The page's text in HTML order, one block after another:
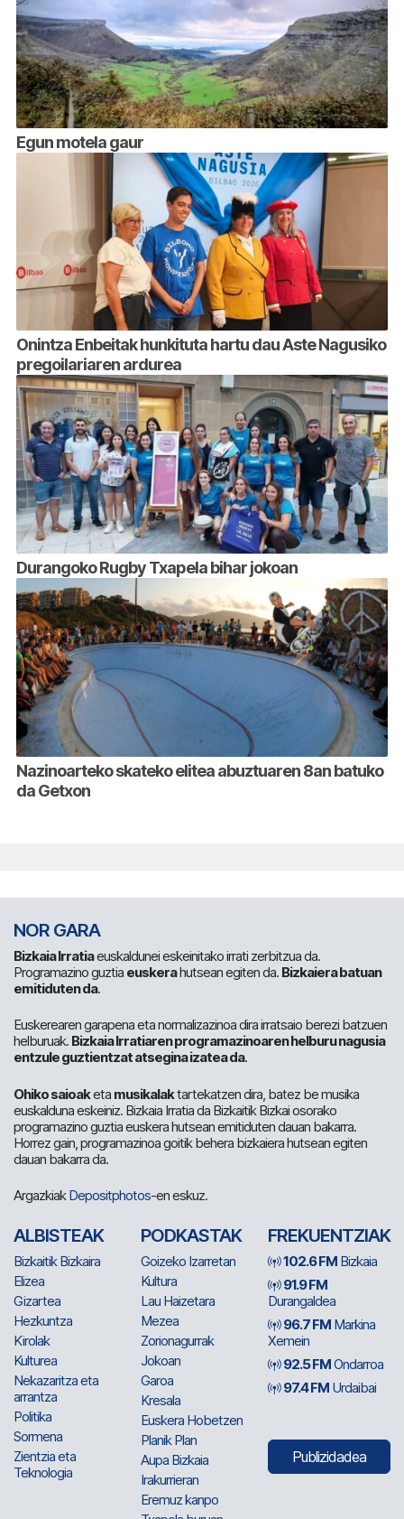
Egun motela gaur
Onintza Enbeitak hunkituta hartu dau Aste Nagusiko
pregoilariaren ardurea
Durangoko Rugby Txapela bihar jokoan
Nazinoarteko skateko elitea abuztuaren 8an batuko
da Getxon
NOR GARA
Bizkaia Irratiaeuskaldunei eskeinitako irrati zerbitzua da.
Programazino guztia euskerahutsean egiten da. Bizkaiera batuan
emitiduten da.
Euskerearen garapena eta normalizazinoa dira irratsaio berezi batzuen
helburuak. Bizkaia Irratiaren programazinoaren helburu nagusia
entzule guztientzat atsegina izatea da.
Ohiko saioaketa musikalaktartekatzen dira, batez be musika
euskalduna eskeiniz. Bizkaia Irratia da Bizkaitik Bizkai osorako
programazino guztia euskera hutsean emitiduten dauan bakarra.
Horrez gain, programazinoa goitik behera bizkaiera hutsean egiten
dauan bakarra da.
ArgazkiakDepositphotos-en eskuz.
ALBISTEAK
Bizkaitik Bizkaira
Elizea
Gizartea
Hezkuntza
Kirolak
Kulturea
Nekazaritza eta
arrantza
Politika
Sormena
Zientzia eta
Teknologia
PODKASTAK
Goizeko Izarretan
Kultura
Lau Haizetara
Mezea
Zorionagurrak
Jokoan
Garoa
Kresala
Euskera Hobetzen
Planik Plan
Aupa Bizkaia
Irakurrieran
Eremuz kanpo
FREKUENTZIAK
102.6 FM Bizkaia
91.9 FM
Durangaldea
96.7 FM Markina
Xemein
92.5 FMOndarroa
97.4 FM Urdaibai
Publizidadea